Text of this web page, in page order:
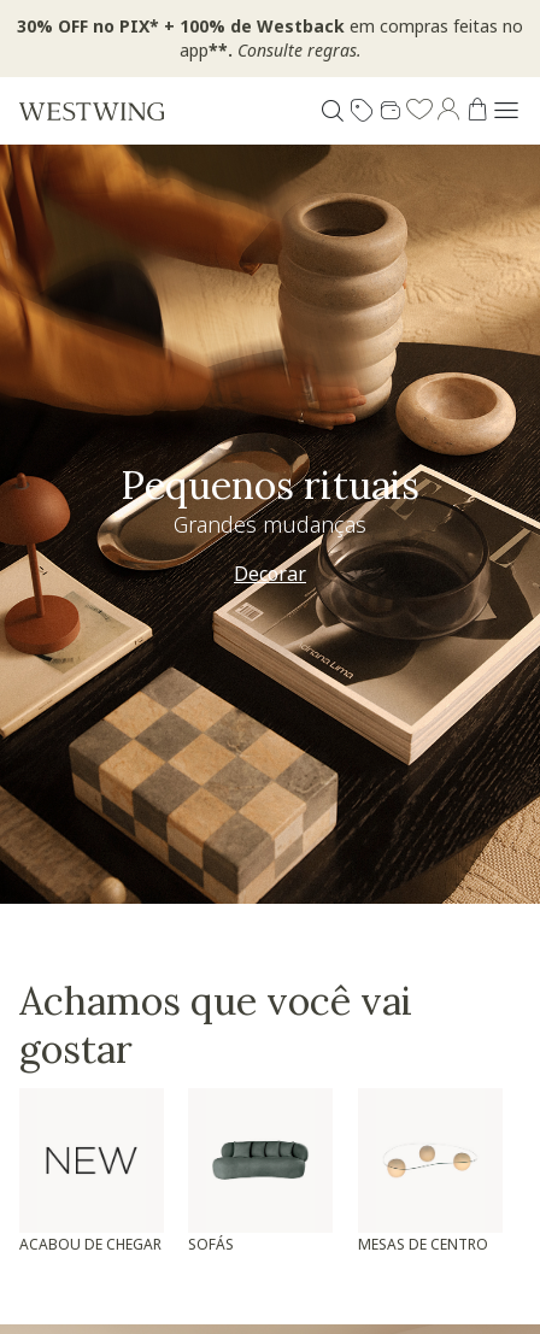
30% OFF no PIX* + 100% de Westback em compras feitas no
app**. Consulte regras.
Pequenos rituais
Grandes mudanças
Decorar
Achamos que você vai
gostar
ACABOU DE CHEGAR SOFÁS MESAS DE CENTRO